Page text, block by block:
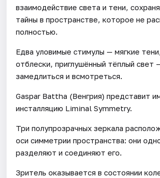
взаимодействие света и тени,
тайны в пространстве, которое не
полностью.
Едва уловимые стимулы — мягкие
отблески, приглушённый тёплый
замедлиться и всмотреться.
Gaspar Battha (Венгрия) представит
инсталляцию Liminal Symmetry.
Три полупрозрачных зеркала
оси симметрии пространства: они
разделяют и соединяют его.
Зритель оказывается в состоянии